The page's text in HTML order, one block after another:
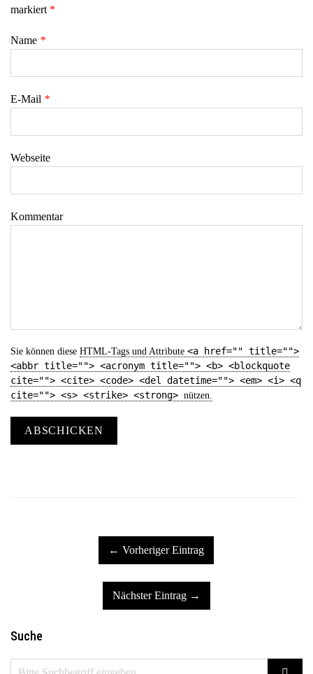
markiert *
Name *
E-Mail *
Webseite
Kommentar
Sie können diese HTML-Tags und Attribute <a href="" title="">
<abbr title=""> <acronym title=""> <b> <blockquote
cite=""> <cite> <code> <del datetime=""> <em> <i> <q
cite=""> <s> <strike> <strong> nützen.
ABSCHICKEN
← Vorheriger Eintrag
Nächster Eintrag →
Suche